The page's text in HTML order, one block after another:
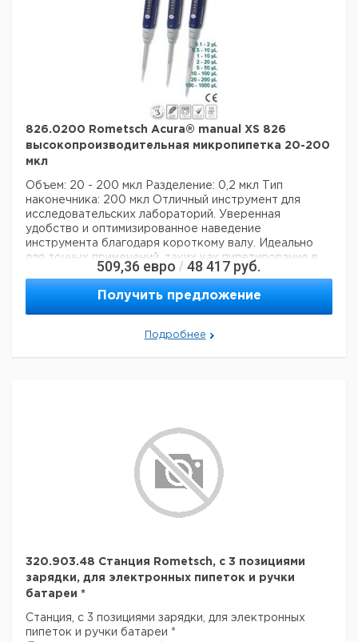
Данные для перевозки (реальные данные могут
826.0200 Rometsch Acura® manual XS 826
высокопроизводительная микропипетка 20-200
мкл
Объем: 20 - 200 мкл Разделение: 0,2 мкл
Тип
наконечника: 200 мкл Отличный инструмент для
исследовательских лабораторий. Уверенная
удобство и оптимизированное наведение
инструмента благодаря короткому валу. Идеально
для точных применений, таких как пипетирование в
микропробирках. Инновационная концепция
уплотнительных колец означает чрезвычайно
бережное пипетирование и снижение усталости рук
во время рабочих процессов. Непревзойденные
рабочие характеристики и долговечность
дозированию.
руководство
Данные для перевозки (реальные данные могут
509,36 евро / 48 417 руб.
Получить предложение
Подробнее
320.903.48 Станция Rometsch, с 3 позициями
зарядки, для электронных пипеток и ручки
батареи *
Станция, с 3 позициями зарядки, для электронных
пипеток и ручки батареи *